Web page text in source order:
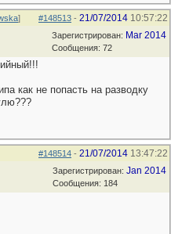
#148513 - 21/07/2014 10:57:22
]
Зарегистрирован: Mar 2014
Сообщения: 72
как не попасть на разводку
#148514 - 21/07/2014 13:47:22
Зарегистрирован: Jan 2014
Сообщения: 184